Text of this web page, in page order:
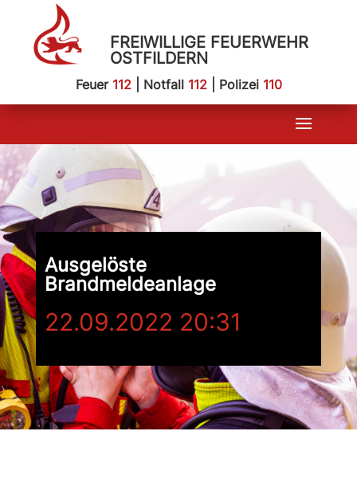
FREIWILLIGE FEUERWEHR
OSTFILDERN
Feuer 112| Notfall 112| Polizei 110
Ausgelöste
Brandmeldeanlage
22.09.2022 20:31